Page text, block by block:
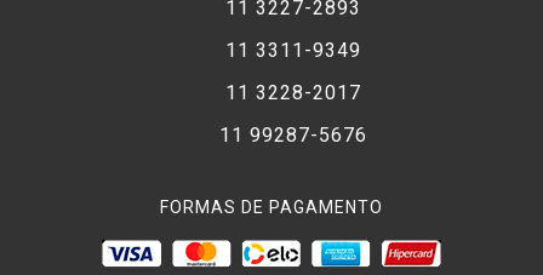
11 3227-2893
11 3311-9349
11 3228-2017
11 99287-5676
FORMAS DE PAGAMENTO